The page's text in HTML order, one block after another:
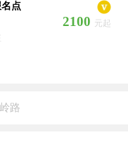
点
2100 元起
路